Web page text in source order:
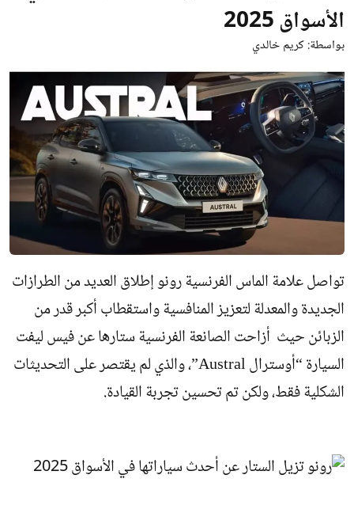
الأسواق 2025
بواسطة:كريم خالدي
تواصل علامة الماس الفرنسية رونو إطلاق العديد من الطرازات
الجديدة والمعدلة لتعزيز المنافسية واستقطاب أكبر قدر من
الزبائن حيث أزاحت الصانعة الفرنسية ستارها عن فيس ليفت
السيارة “أوسترال Austral”، والذي لم يقتصر على التحديثات
الشكلية فقط، ولكن تم تحسين تجربة القيادة.